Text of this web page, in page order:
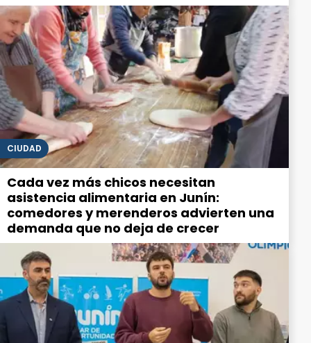
CIUDAD
Cada vez más chicos necesitan
asistencia alimentaria en Junín:
comedores y merenderos advierten una
demanda que no deja de crecer